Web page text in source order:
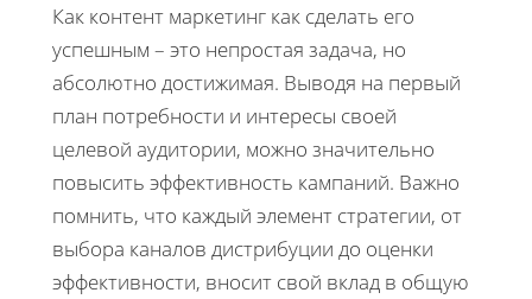
Как контент маркетинг как сделать его
успешным – это непростая задача, но
абсолютно достижимая. Выводя на первый
план потребности и интересы своей
целевой аудитории, можно значительно
повысить эффективность кампаний. Важно
помнить, что каждый элемент стратегии, от
выбора каналов дистрибуции до оценки
эффективности, вносит свой вклад в общую